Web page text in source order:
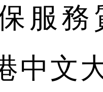
服
中文